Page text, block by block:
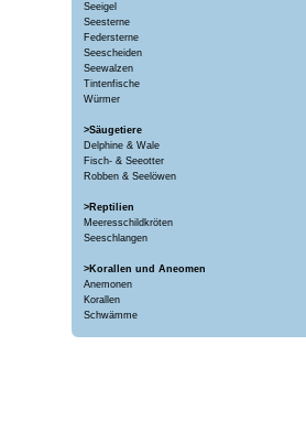
Seeigel
Seesterne
Federsterne
Seescheiden
Seewalzen
Tintenfische
Würmer
>Säugetiere
Delphine & Wale
Fisch- & Seeotter
Robben & Seelöwen
>Reptilien
Meeresschildkröten
Seeschlangen
>Korallen und Aneomen
Anemonen
Korallen
Schwämme